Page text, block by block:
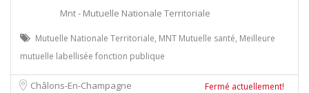
Mnt - Mutuelle Nationale Territoriale
Mutuelle Nationale Territoriale, MNT Mutuelle santé, Meilleure
mutuelle labellisée fonction publique
Châlons-En-Champagne Fermé actuellement!